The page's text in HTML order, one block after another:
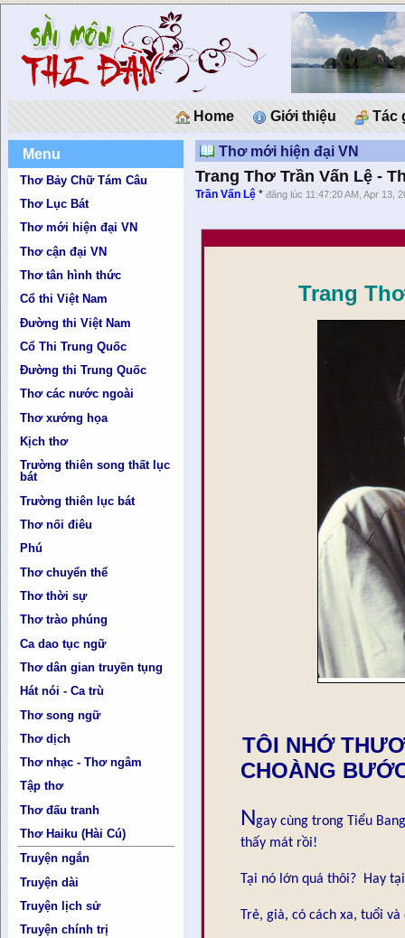
Home Giới thiệu Tác
Menu
Thơ Bảy Chữ Tám Câu
Thơ Lục Bát
Thơ mới hiện đại VN
Thơ cận đại VN
Thơ tân hình thức
Cổ thi Việt Nam
Đường thi Việt Nam
Cổ Thi Trung Quốc
Đường thi Trung Quốc
Thơ các nước ngoài
Thơ xướng họa
Kịch thơ
Trường thiên song thất lục
bát
Trường thiên lục bát
Thơ nối điêu
Phú
Thơ chuyển thể
Thơ thời sự
Thơ trào phúng
Ca dao tục ngữ
Thơ dân gian truyền tụng
Hát nói - Ca trù
Thơ song ngữ
Thơ dịch
Thơ nhạc - Thơ ngâm
Tập thơ
Thơ đấu tranh
Thơ Haiku (Hài Cú)
Truyện ngắn
Truyện dài
Truyện lịch sử
Truyện chính trị
Thơ mới hiện đại VN
Trang Thơ Trần Vấn Lệ -
Trần Vấn Lệ *đăng lúc 11:47:20 AM, Apr 13,
Trang
TÔI NHỚ
CHOÀNG
Ngay cùng trong Tiểu
thấy mát rồi!
Tại nó lớn quá thôi? Hay
Trẻ, già, có cách xa, tuổi